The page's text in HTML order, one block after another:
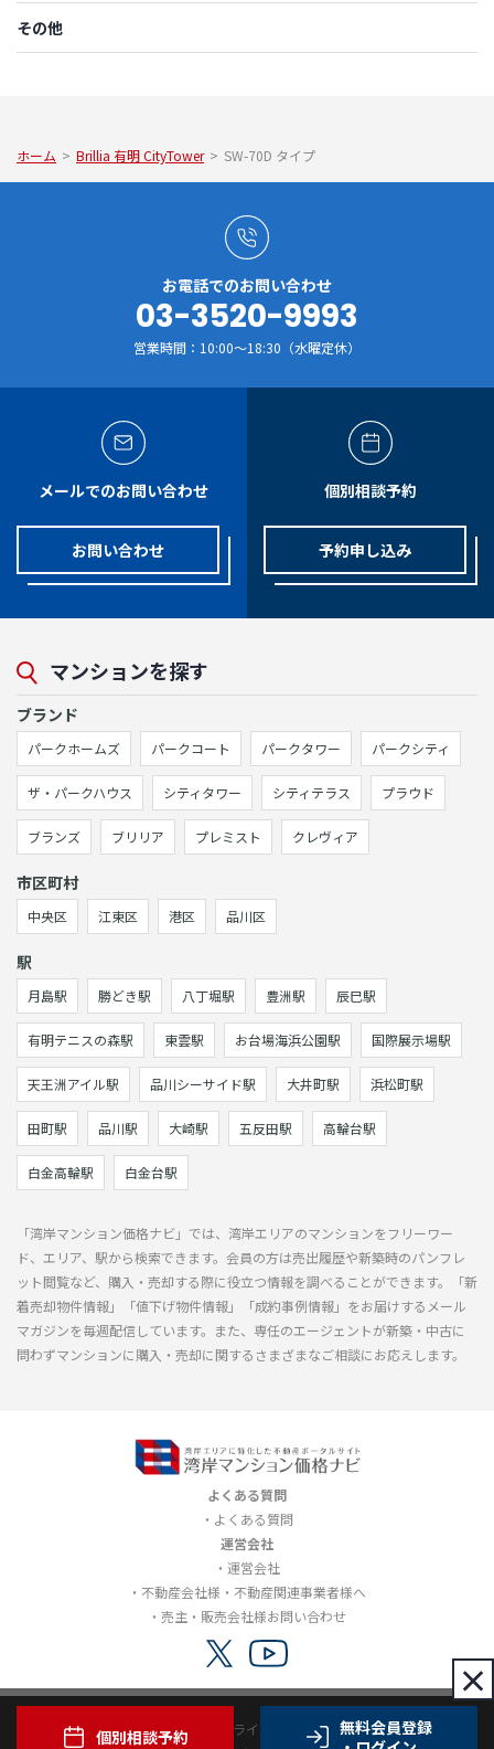
個別相談予約
無料会員登録
×
その他
ホーム > Brillia 有明 CityTower > SW-70D タイプ
お電話でのお問い合わせ
03-3520-9993
営業時間：10:00～18:30（水曜定休）
メールでのお問い合わせ
お問い合わせ
個別相談予約
予約申し込み
マンションを探す
ブランド
パークホームズ パークコート パークタワー パークシティ
ザ・パークハウス シティタワー シティテラス プラウド
ブランズ ブリリア プレミスト クレヴィア
市区町村
中央区 江東区 港区 品川区
駅
月島駅 勝どき駅 八丁堀駅 豊洲駅 辰巳駅
有明テニスの森駅 東雲駅 お台場海浜公園駅 国際展示場駅
天王洲アイル駅 品川シーサイド駅 大井町駅 浜松町駅
田町駅 品川駅 大崎駅 五反田駅 高輪台駅
白金高輪駅 白金台駅
「湾岸マンション価格ナビ」では、湾岸エリアのマンションをフリーワー
ド、エリア、駅から検索できます。会員の方は売出履歴や新築時のパンフレ
ット閲覧など、購入・売却する際に役立つ情報を調べることができます。「新
着売却物件情報」「値下げ物件情報」「成約事例情報」をお届けするメール
マガジンを毎週配信しています。また、専任のエージェントが新築・中古に
問わずマンションに購入・売却に関するさまざまなご相談にお応えします。
よくある質問
よくある質問
運営会社
運営会社
不動産会社様・不動産関連事業者様へ
売主・販売会社様お問い合わせ
利用規約 プライバシーポリシー